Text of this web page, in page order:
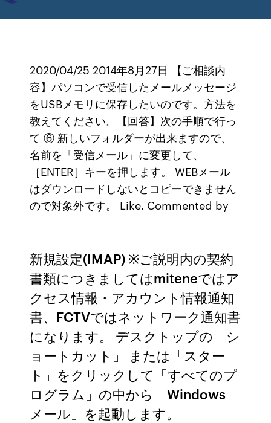
2020/04/25 2014年8月27日 【ご相談内
容】パソコンで受信したメールメッセージ
をUSBメモリに保存したいのです。方法を
教えてください。【回答】次の手順で行っ
て ⑥ 新しいフォルダーが出来ますので、
名前を「受信メール」に変更して、
［ENTER］キーを押します。 WEBメール
はダウンロードしないとコピーできません
ので対象外です。 Like. Commented by
新規設定(IMAP) ※ご説明内の契約
書類につきましてはmiteneではア
クセス情報・アカウント情報通知
書、FCTVではネットワーク通知書
になります。 デスクトップの「シ
ョートカット」 または「スター
ト」をクリックして「すべてのプ
ログラム」の中から「Windows
メール」を起動します。